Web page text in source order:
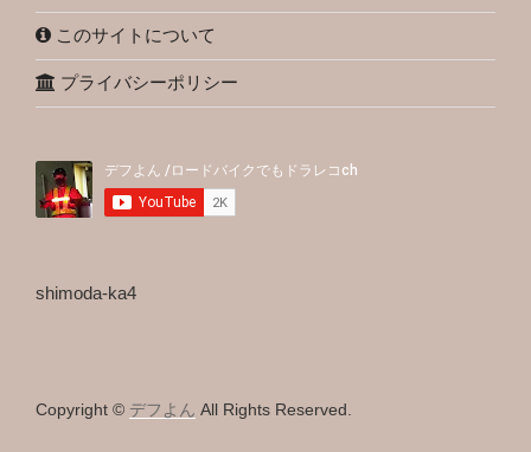
このサイトについて
プライバシーポリシー
shimoda-ka4
Copyright © デフよん All Rights Reserved.